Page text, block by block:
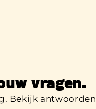
vragen.
Bekijk antwoorden